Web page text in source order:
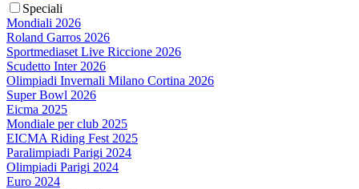
Speciali
Mondiali 2026
Roland Garros 2026
Sportmediaset Live Riccione 2026
Scudetto Inter 2026
Olimpiadi Invernali Milano Cortina 2026
Super Bowl 2026
Eicma 2025
Mondiale per club 2025
EICMA Riding Fest 2025
Paralimpiadi Parigi 2024
Olimpiadi Parigi 2024
Euro 2024